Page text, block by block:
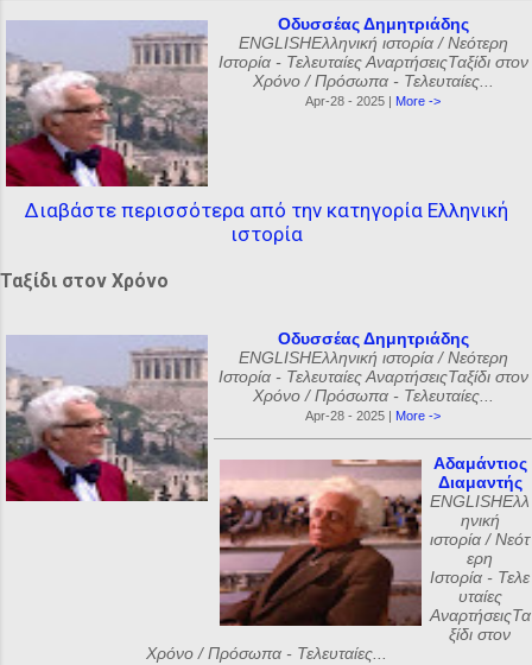
Οδυσσέας Δημητριάδης
ENGLISHΕλληνική ιστορία / Νεότερη
Ιστορία - Τελευταίες ΑναρτήσειςΤαξίδι στον
Χρόνο / Πρόσωπα - Τελευταίες...
Apr-28 - 2025 | More ->
Διαβάστε περισσότερα από την κατηγορία Ελληνική
ιστορία
Ταξίδι στον Χρόνο
Οδυσσέας Δημητριάδης
ENGLISHΕλληνική ιστορία / Νεότερη
Ιστορία - Τελευταίες ΑναρτήσειςΤαξίδι στον
Χρόνο / Πρόσωπα - Τελευταίες...
Apr-28 - 2025 | More ->
Αδαμάντιος
Διαμαντής
ENGLISHΕλλ
ηνική
ιστορία / Νεότ
ερη
Ιστορία - Τελε
υταίες
ΑναρτήσειςΤα
ξίδι στον
Χρόνο / Πρόσωπα - Τελευταίες...